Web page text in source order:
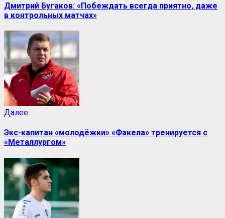
Дмитрий Бугаков: «Побеждать всегда приятно, даже
в контрольных матчах»
Далее
Экс-капитан «молодёжки» «Факела» тренируется с
«Металлургом»